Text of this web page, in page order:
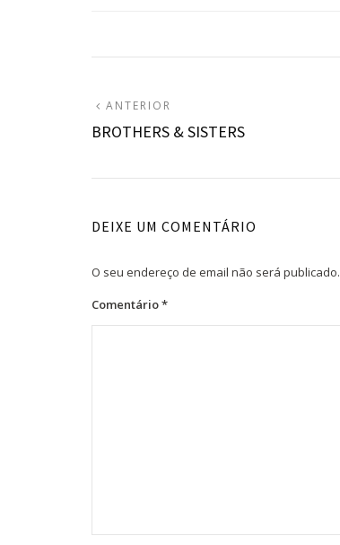
Navegação
de
artigos
ANTERIOR
ANTERIOR:
BROTHERS & SISTERS
DEIXE UM COMENTÁRIO
O seu endereço de email não será publicado.
Comentário*